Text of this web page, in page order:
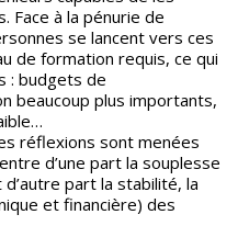
Face à la pénurie de
se lancent vers ces
de formation requis, ce qui
: budgets de
beaucoup plus importants,
réflexions sont menées
d’une part la souplesse
part la stabilité, la
et financière) des